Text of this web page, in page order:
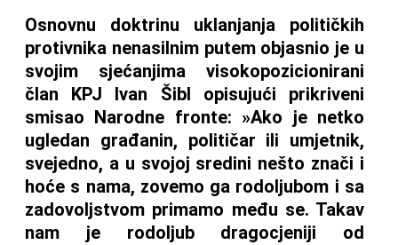
Osnovnu doktrinu uklanjanja političkih
protivnika nenasilnim putem objasnio je u
svojim sjećanjima visokopozicionirani
član KPJ Ivan Šibl opisujući prikriveni
smisao Narodne fronte: »Ako je netko
ugledan građanin, političar ili umjetnik,
svejedno, a u svojoj sredini nešto znači i
hoće s nama, zovemo ga rodoljubom i sa
zadovoljstvom primamo među se. Takav
nam je rodoljub dragocjeniji od